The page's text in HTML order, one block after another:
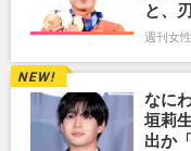
と、
週刊女
なに
垣莉
出か